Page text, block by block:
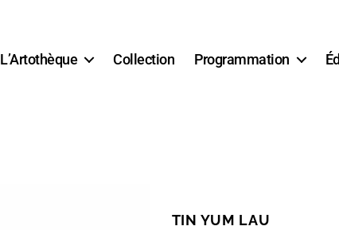
L’Artothèque Collection Programmation
TIN YUM LAU